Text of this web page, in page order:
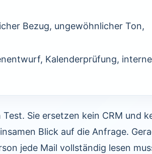
Bezug, ungewöhnlicher Ton,
Kalenderprüfung,
Sie ersetzen kein CRM und
Blick auf die Anfrage.
jede Mail vollständig lesen